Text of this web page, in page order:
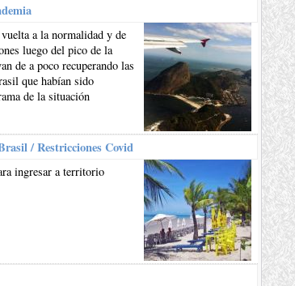
a la normalidad y de
luego del pico de la
de a poco recuperando las
que habían sido
de la situación
/ Restricciones Covid
ingresar a territorio